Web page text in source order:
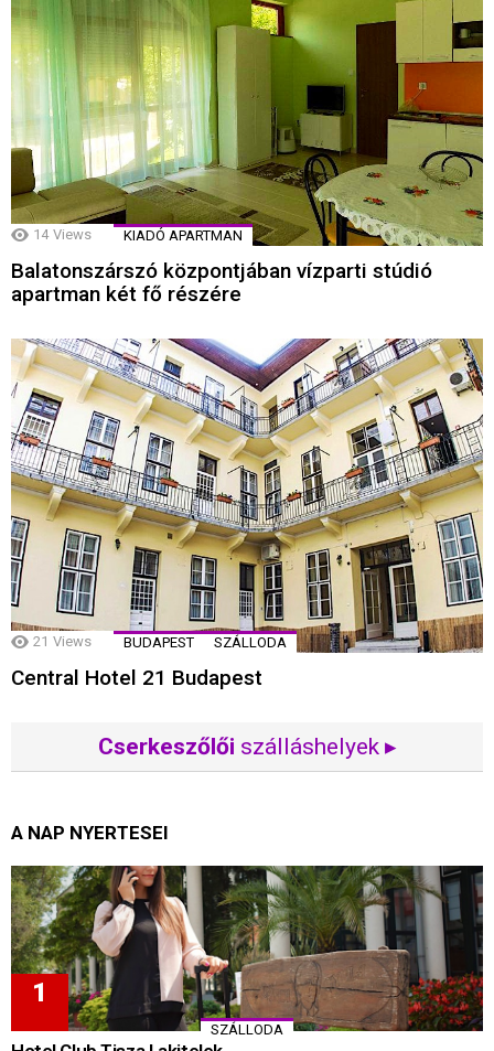
14 Views KIADÓ APARTMAN
Balatonszárszó központjában vízparti stúdió
apartman két fő részére
21 Views BUDAPEST SZÁLLODA
Central Hotel 21 Budapest
Cserkeszőlői szálláshelyek ▸
A NAP NYERTESEI
SZÁLLODA